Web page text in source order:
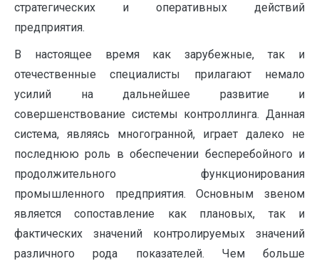
стратегических и оперативных действий
предприятия.
В настоящее время как зарубежные, так и
отечественные специалисты прилагают немало
усилий на дальнейшее развитие и
совершенствование системы контроллинга. Данная
система, являясь многогранной, играет далеко не
последнюю роль в обеспечении бесперебойного и
продолжительного функционирования
промышленного предприятия. Основным звеном
является сопоставление как плановых, так и
фактических значений контролируемых значений
различного рода показателей. Чем больше